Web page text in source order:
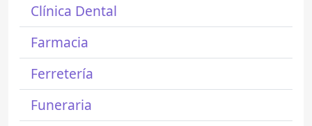
Clínica Dental
Farmacia
Ferretería
Funeraria